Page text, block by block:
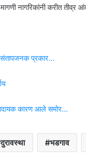
नागरिकांनी करीत तीव्र
प्रकार…
कारण आले समोर…
दुरावस्था भडगाव